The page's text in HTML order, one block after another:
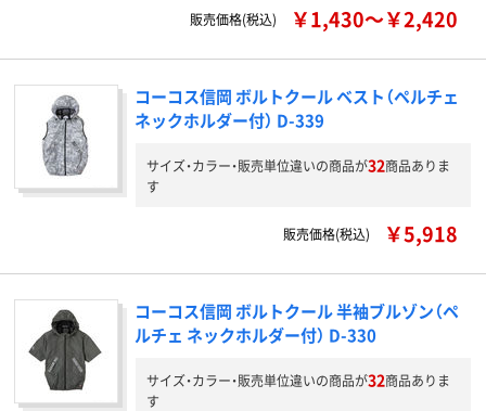
販売価格(税込)
￥1,430～￥2,420
コーコス信岡 ボルトクール ベスト（ペルチェ
ネックホルダー付） D-339
サイズ・カラー・販売単位違いの商品が32商品ありま
す
販売価格(税込) ￥5,918
コーコス信岡 ボルトクール 半袖ブルゾン（ペ
ルチェ ネックホルダー付） D-330
サイズ・カラー・販売単位違いの商品が32商品ありま
す